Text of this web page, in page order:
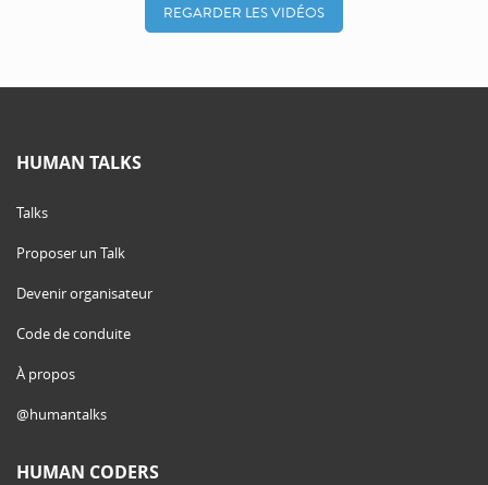
REGARDER LES VIDÉOS
HUMAN TALKS
Talks
Proposer un Talk
Devenir organisateur
Code de conduite
À propos
@humantalks
HUMAN CODERS